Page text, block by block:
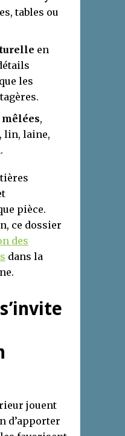
tables ou
en
les
,
lin, laine,
pièce.
ce dossier
des
dans la
jouent
d’apporter